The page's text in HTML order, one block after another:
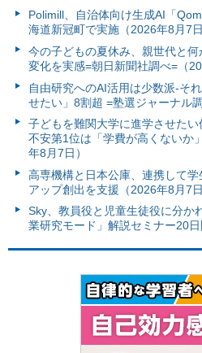
Polimill、自治体向け生成AI「
海道新冠町で実施（2026年8月7日
今の子どもの夏休み、親世代と
変化を実感=朝日新聞社調べ=（
自由研究へのAI活用は少数派-そ
せたい」8割超 =塾選ジャーナル
子どもを難関大学に進学させた
不安第1位は「学費が高くないか
年8月7日）
高専機構と日本公庫、連携して
アップ創出を支援（2026年8月7日
Sky、教員役と児童生徒役に分か
業研究モード」解説セミナー20日